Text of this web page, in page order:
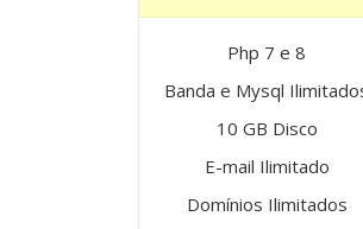
Php 7 e 8
Banda e Mysql
10 GB Disco
E-mail Ilimitado
Domínios Ilimitados